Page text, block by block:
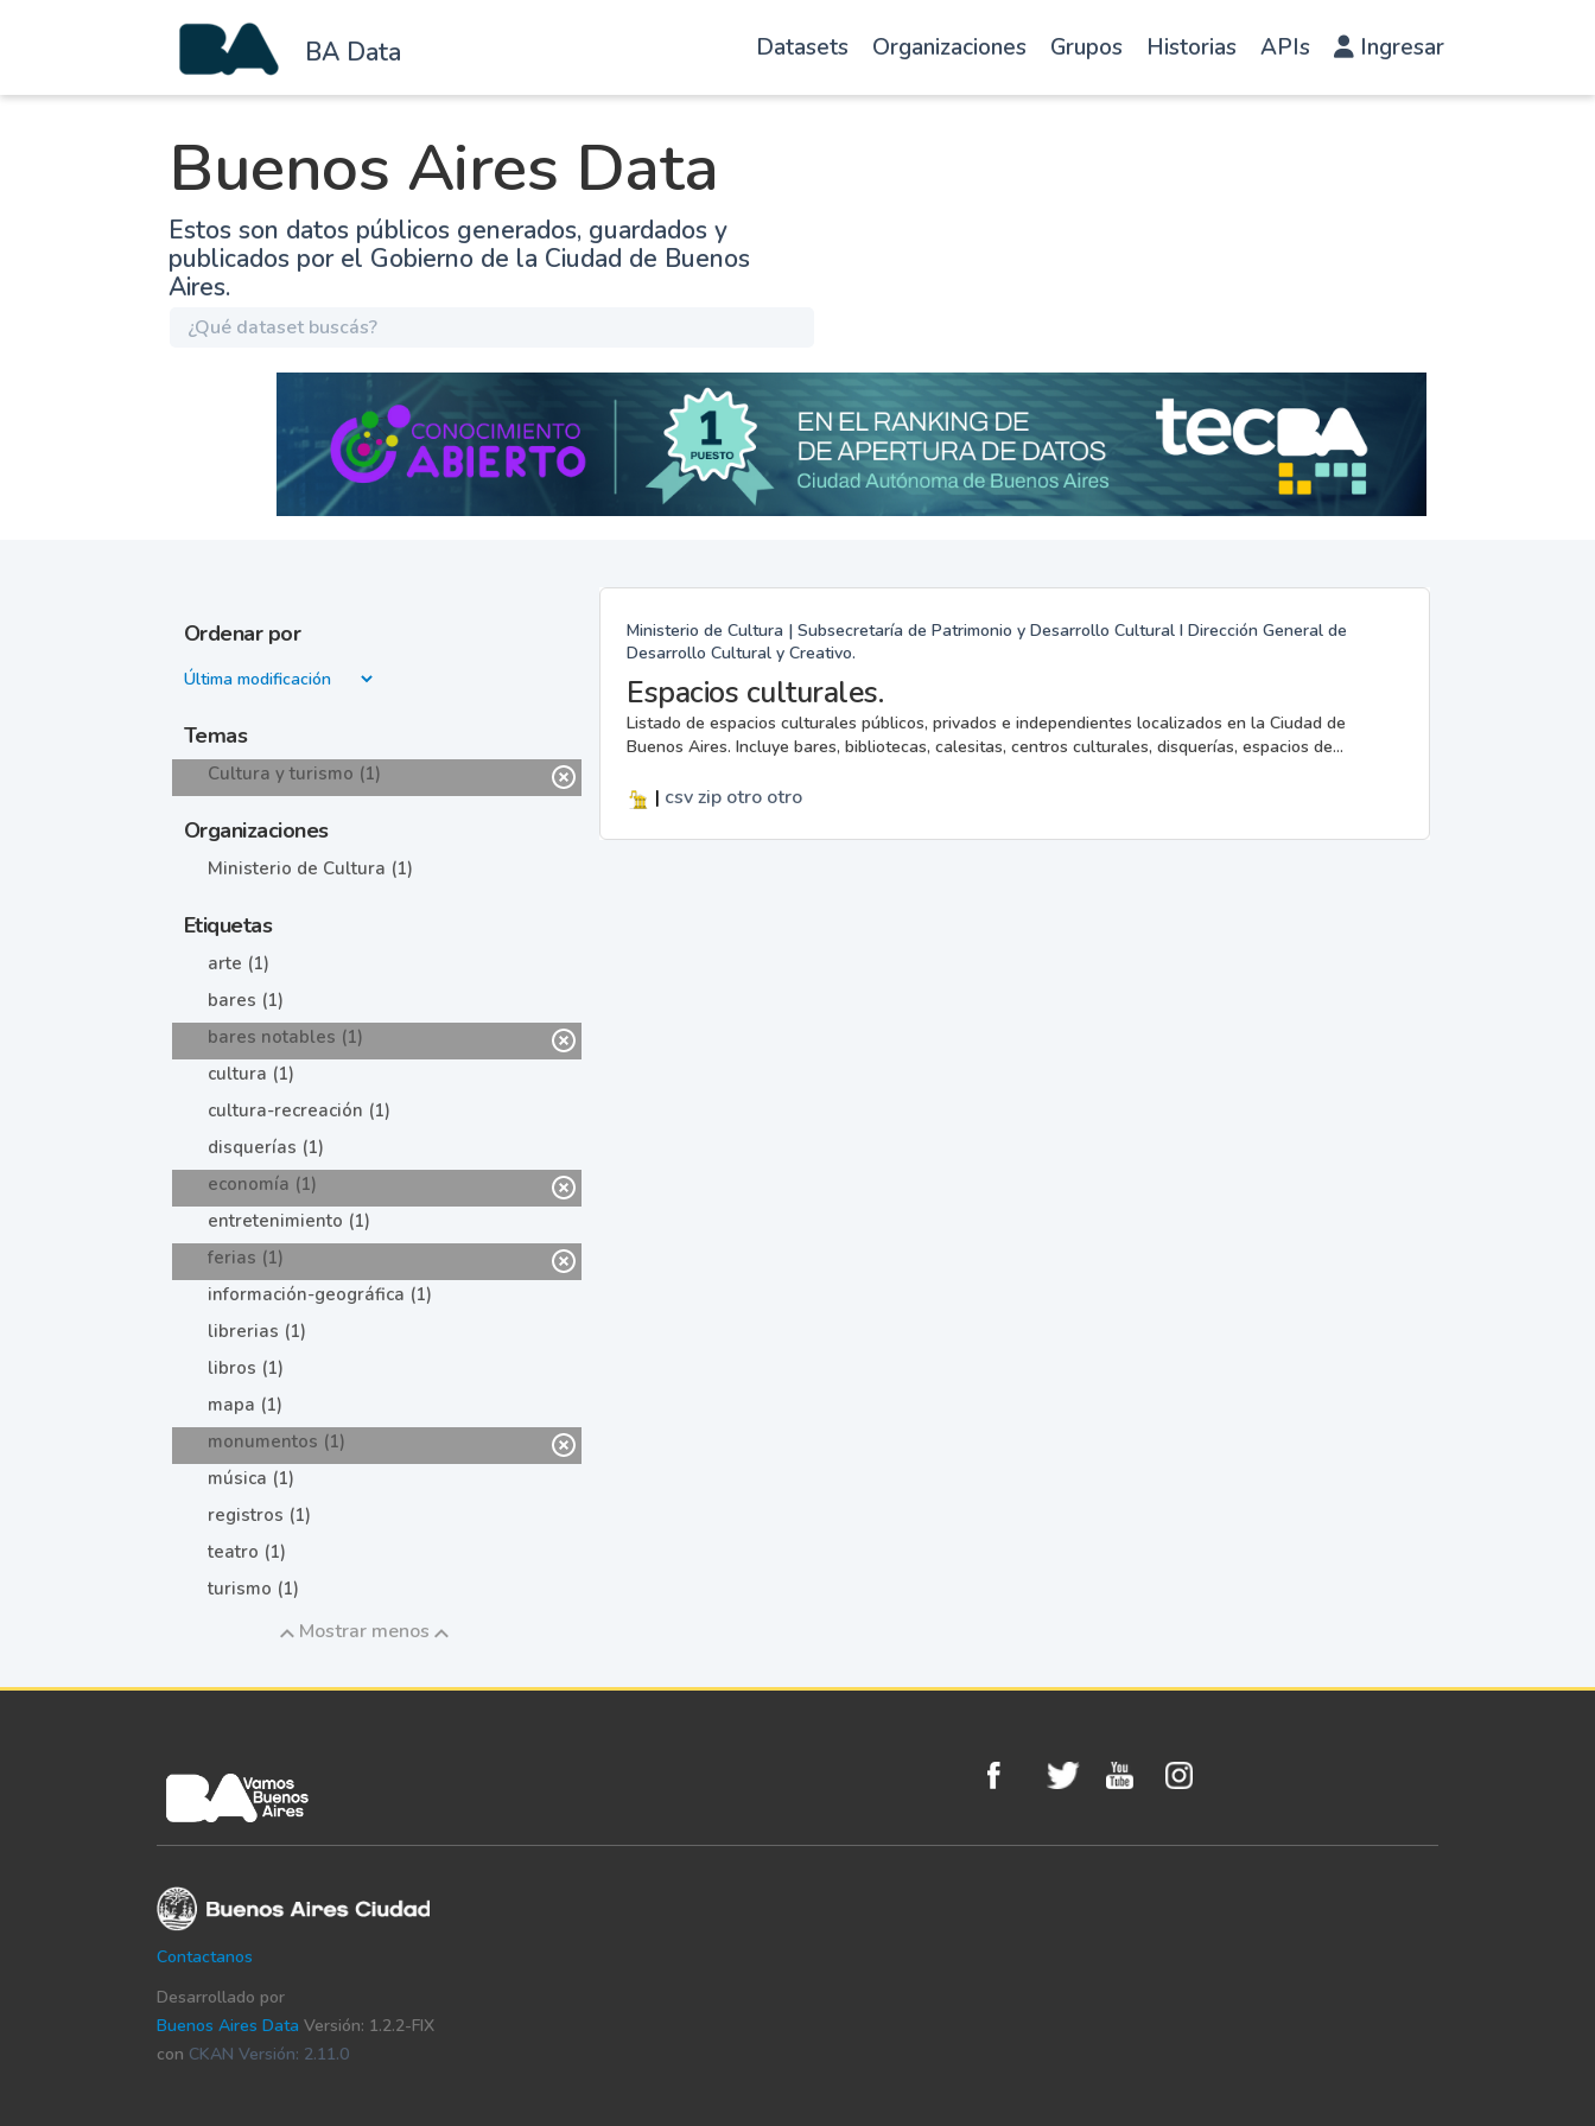
BA Data Datasets Organizaciones Grupos Historias APIs Ingresar
Buenos Aires Data
Estos son datos públicos generados, guardados y
publicados por el Gobierno de la Ciudad de Buenos
Aires.
Ordenar por
Temas
Cultura y turismo (1)
Organizaciones
Ministerio de Cultura (1)
Etiquetas
arte (1)
bares (1)
bares notables (1)
cultura (1)
cultura-recreación (1)
disquerías (1)
economía (1)
entretenimiento (1)
ferias (1)
información-geográfica (1)
librerias (1)
libros (1)
mapa (1)
monumentos (1)
música (1)
registros (1)
teatro (1)
turismo (1)
Mostrar menos
Ministerio de Cultura | Subsecretaría de Patrimonio y Desarrollo Cultural I Dirección General de
Desarrollo Cultural y Creativo.
Espacios culturales.
Listado de espacios culturales públicos, privados e independientes localizados en la Ciudad de
Buenos Aires. Incluye bares, bibliotecas, calesitas, centros culturales, disquerías, espacios de...
| csvzip otro otro
Contactanos
Desarrollado por
Buenos Aires Data Versión: 1.2.2-FIX
con CKAN Versión: 2.11.0